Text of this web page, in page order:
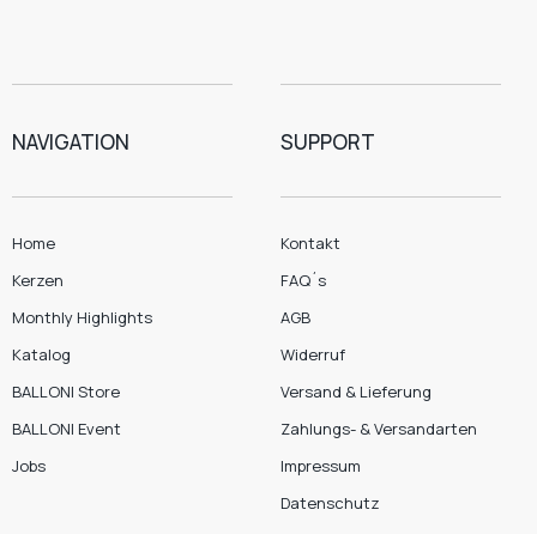
NAVIGATION
Home
Kerzen
Monthly Highlights
Katalog
BALLONI Store
BALLONI Event
Jobs
SUPPORT
Kontakt
FAQ´s
AGB
Widerruf
Versand & Lieferung
Zahlungs- & Versandarten
Impressum
Datenschutz